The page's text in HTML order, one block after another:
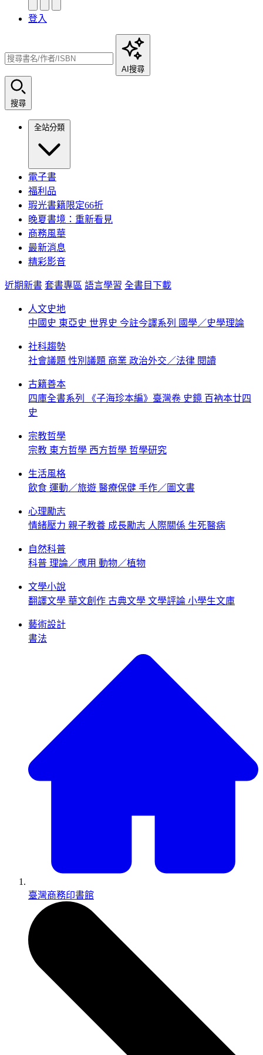
登入
AI搜尋
搜尋
全站分類
電子書
福利品
瑕光書籍限定66折
晚夏書境：重新看見
商務風華
最新消息
精彩影音
近期新書 套書專區 語言學習 全書目下載
人文史地
中國史 東亞史 世界史 今註今譯系列 國學／史學理論
社科趨勢
社會議題 性別議題 商業 政治外交／法律 閱讀
古籍善本
四庫全書系列
《子海珍本編》臺灣卷 史鏡 百衲本廿四
史
宗教哲學
宗教 東方哲學 西方哲學 哲學研究
生活風格
飲食 運動／旅遊 醫療保健 手作／圖文書
心理勵志
情緒壓力 親子教養 成長勵志 人際關係 生死醫病
自然科普
科普 理論／應用 動物／植物
文學小說
翻譯文學 華文創作 古典文學 文學評論 小學生文庫
藝術設計
書法
臺灣商務印書館